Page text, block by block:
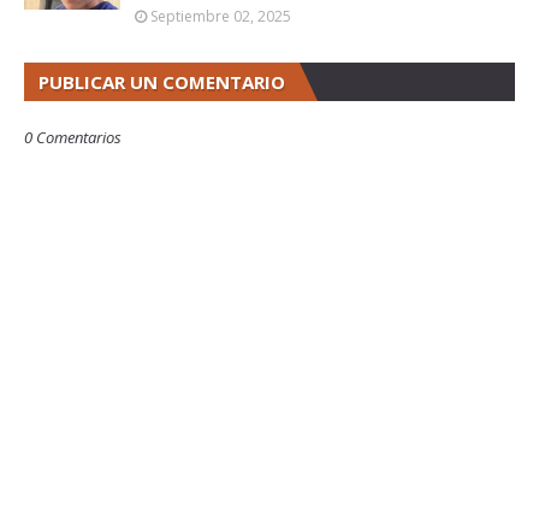
Septiembre 02, 2025
PUBLICAR UN COMENTARIO
0 Comentarios